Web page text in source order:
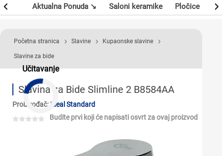
Aktualna Ponuda ↘ Saloni keramike Pločice
Učitavanje
Početna stranica Slavine Kupaonske slavine
Slavine za bide
Slavina za Bide Slimline 2 B8584AA
Proizvođač: Ideal Standard
Budite prvi koji će napisati osvrt za ovaj proizvod